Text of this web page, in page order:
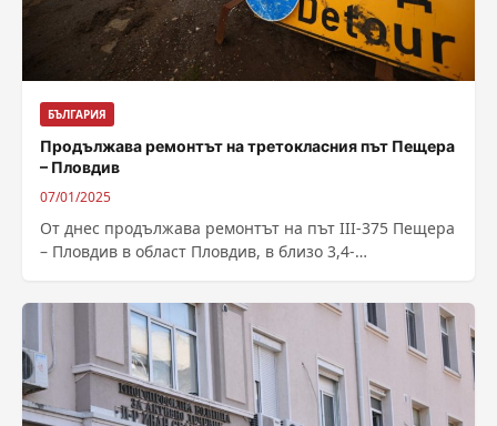
БЪЛГАРИЯ
Продължава ремонтът на третокласния път Пещера
– Пловдив
07/01/2025
От днес продължава ремонтът на път III-375 Пещера
– Пловдив в област Пловдив, в близо 3,4-